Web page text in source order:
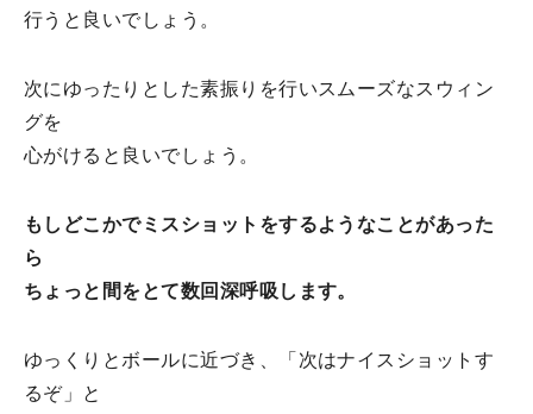
行うと良いでしょう。
次にゆったりとした素振りを行いスムーズなスウィン
グを
心がけると良いでしょう。
もしどこかでミスショットをするようなことがあった
ら
ちょっと間をとて数回深呼吸します。
ゆっくりとボールに近づき、「次はナイスショットす
るぞ」と